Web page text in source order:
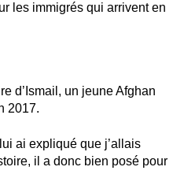
d’Ismail, un jeune Afghan
2017.
ai expliqué que j’allais
il a donc bien posé pour
les immigrés qui arrivent en